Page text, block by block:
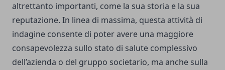
altrettanto importanti, come la sua storia e la sua
reputazione. In linea di massima, questa attività di
indagine consente di poter avere una maggiore
consapevolezza sullo stato di salute complessivo
dell’azienda o del gruppo societario, ma anche sulla